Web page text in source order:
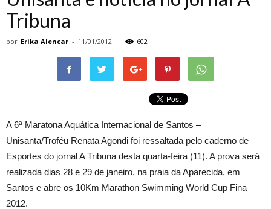
Tribuna
por Erika Alencar - 11/01/2012 602
A 6ª Maratona Aquática Internacional de Santos –
Unisanta/Troféu Renata Agondi foi ressaltada pelo caderno de
Esportes do jornal A Tribuna desta quarta-feira (11). A prova será
realizada dias 28 e 29 de janeiro, na praia da Aparecida, em
Santos e abre os 10Km Marathon Swimming World Cup Fina
2012.